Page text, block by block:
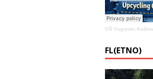
OŠ Vugrovec-Kašina
FL(ETNO)